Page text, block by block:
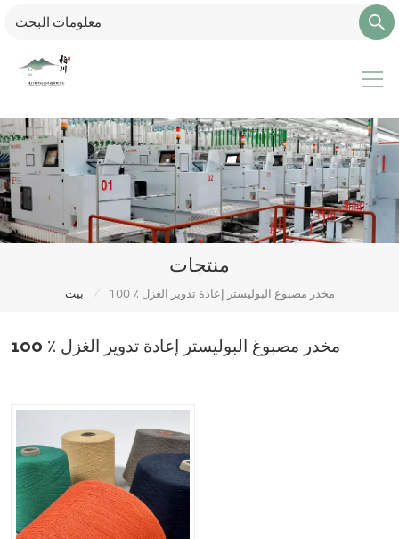
منتجات
بيت / 100 ٪ مخدر مصبوغ البوليستر إعادة تدوير الغزل
100 ٪ مخدر مصبوغ البوليستر إعادة تدوير الغزل